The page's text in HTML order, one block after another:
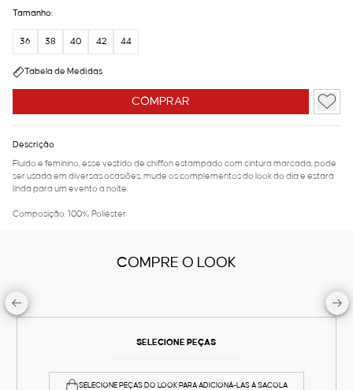
COMPRAR
Tamanho:
36 38 40 42 44
Tabela de Medidas
Descrição
Fluído e feminino, esse vestido de chiffon estampado com cintura marcada, pode
ser usada em diversas ocasiões, mude os complementos do look do dia e estará
linda para um evento a noite.
Composição: 100% Poliéster
COMPRE O LOOK
SELECIONE PEÇAS
SELECIONE PEÇAS DO LOOK PARA ADICIONÁ-LAS À SACOLA